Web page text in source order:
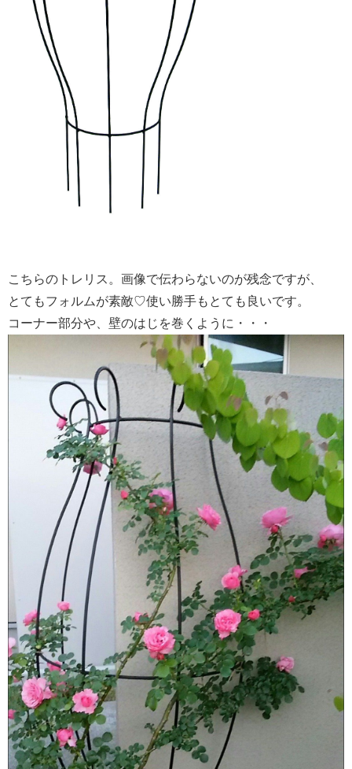
こちらのトレリス。画像で伝わらないのが残念ですが、
とてもフォルムが素敵♡使い勝手もとても良いです。
コーナー部分や、壁のはじを巻くように・・・​